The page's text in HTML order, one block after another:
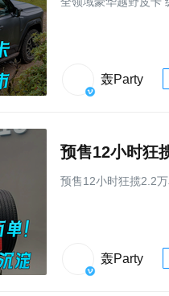
轰Party
预售12小时狂
预售12小时狂揽2.2
轰Party